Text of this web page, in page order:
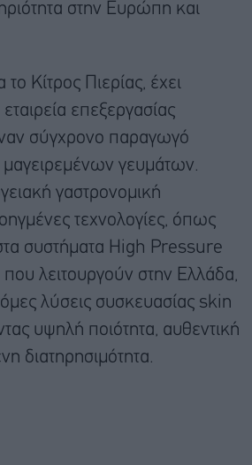
στην Ευρώπη και
Κίτρος Πιερίας, έχει
επεξεργασίας
σύγχρονο παραγωγό
γευμάτων.
γαστρονομική
τεχνολογίες, όπως
συστήματα High Pressure
λειτουργούν στην Ελλάδα,
λύσεις συσκευασίας skin
υψηλή ποιότητα, αυθεντική
διατηρησιμότητα.